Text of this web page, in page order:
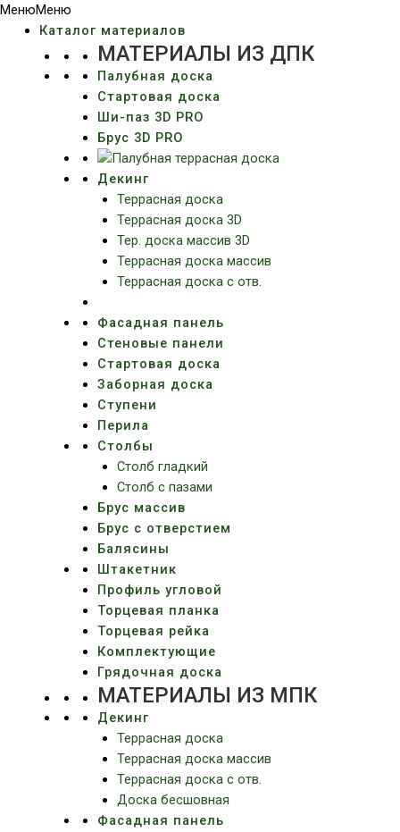
МенюМеню
Каталог материалов
МАТЕРИАЛЫ ИЗ ДПК
Палубная доска
Стартовая доска
Ши-паз 3D PRO
Брус 3D PRO
Декинг
Террасная доска
Террасная доска 3D
Тер. доска массив 3D
Террасная доска массив
Террасная доска с отв.
Фасадная панель
Стеновые панели
Стартовая доска
Заборная доска
Ступени
Перила
Столбы
Столб гладкий
Столб с пазами
Брус массив
Брус с отверстием
Балясины
Штакетник
Профиль угловой
Торцевая планка
Торцевая рейка
Комплектующие
Грядочная доска
МАТЕРИАЛЫ ИЗ МПК
Декинг
Террасная доска
Террасная доска массив
Террасная доска c отв.
Доска бесшовная
Фасадная панель